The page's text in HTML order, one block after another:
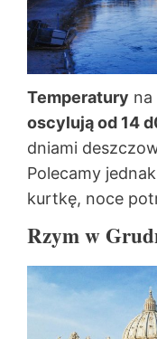
Temperatury na
oscylują od 14
dniami
Polecamy
kurtkę, noce
Rzym w